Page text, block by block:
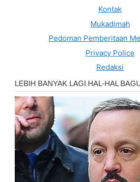
Kontak
Mukadimah
Pedoman Pemberitaan
Privacy Police
Redaksi